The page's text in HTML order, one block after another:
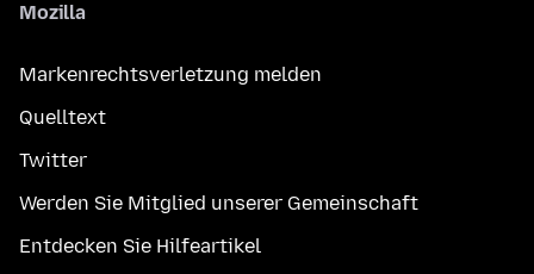
Mozilla
Markenrechtsverletzung melden
Quelltext
Twitter
Werden Sie Mitglied unserer Gemeinschaft
Entdecken Sie Hilfeartikel